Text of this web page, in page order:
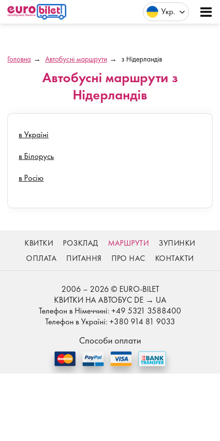
Укр
Головна Автобусні маршрути з Нідерландів
Автобусні маршрути з
Нідерландів
в Україні
в Білорусь
в Росію
КВИТКИ РОЗКЛАД МАРШРУТИ
ЗУПИНКИ
ОПЛАТА
ПИТАННЯ ПРО НАС КОНТАКТИ
2006 – 2026 © EURO-BILET
КВИТКИ НА АВТОБУС DE → UA
Телефон в Німеччині: +49 5321 3588400
Телефон в Україні: +380 914 81 9033
Способи оплати